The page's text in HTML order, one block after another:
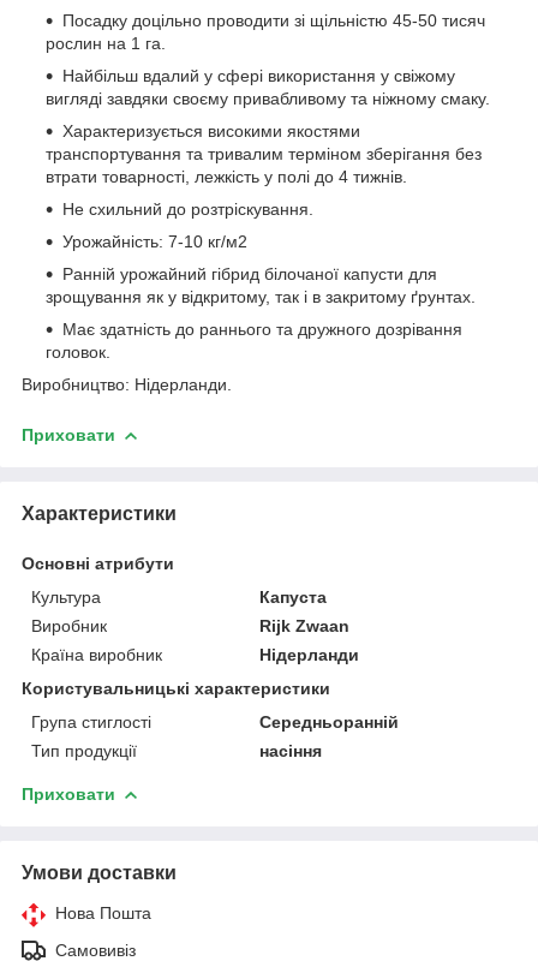
Посадку доцільно проводити зі щільністю 45-50 тисяч
рослин на 1 га.
Найбільш вдалий у сфері використання у свіжому
вигляді завдяки своєму привабливому та ніжному смаку.
Характеризується високими якостями
транспортування та тривалим терміном зберігання без
втрати товарності, лежкість у полі до 4 тижнів.
Не схильний до розтріскування.
Урожайність: 7-10 кг/м2
Ранній урожайний гібрид білочаної капусти для
зрощування як у відкритому, так і в закритому ґрунтах.
Має здатність до раннього та дружного дозрівання
головок.
Виробництво: Нідерланди.
Приховати
Характеристики
Основні атрибути
Культура
Капуста
Виробник
Rijk Zwaan
Країна виробник
Нідерланди
Користувальницькі характеристики
Група стиглості
Середньоранній
Тип продукції
насіння
Приховати
Умови доставки
Нова Пошта
Самовивіз